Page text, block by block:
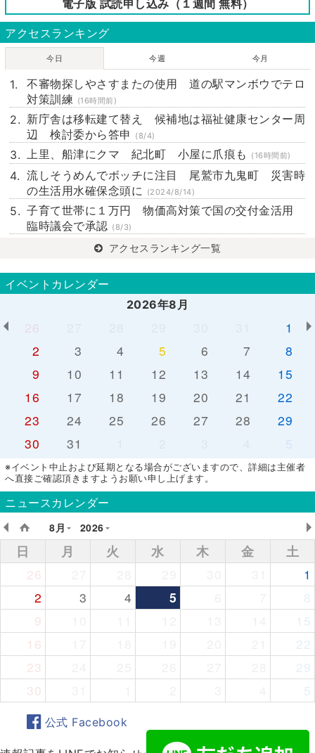
電子版 試読申し込み（１週間 無料）
アクセスランキング
今日 今週 今月
不審物探しやさすまたの使用 道の駅マンボウでテロ
対策訓練 (16時間前)
新庁舎は移転建て替え 候補地は福祉健康センター周
辺 検討委から答申
(8/4)
上里、船津にクマ 紀北町 小屋に爪痕も (16時間前)
流しそうめんでボッチに注目 尾鷲市九鬼町 災害時
の生活用水確保念頭に (2024/8/14)
子育て世帯に１万円 物価高対策で国の交付金活用
臨時議会で承認 (8/3)
アクセスランキング一覧
イベントカレンダー
2026年8月
26
1
2
3 4 5 6 7
8
9
10 11 12 13 14
15
16
17 18 19 20 21
22
23
24 25 26 27 28
29
30
31 5
※イベント中止および延期となる場合がございますので、詳細は主催者
へ直接ご確認頂きますようお願い申し上げます。
ニュースカレンダー
8月
2026
日 月 火 水 木 金
土
26
1
2
3 4 5
8
9
15
16
22
23
29
30
5
公式 Facebook